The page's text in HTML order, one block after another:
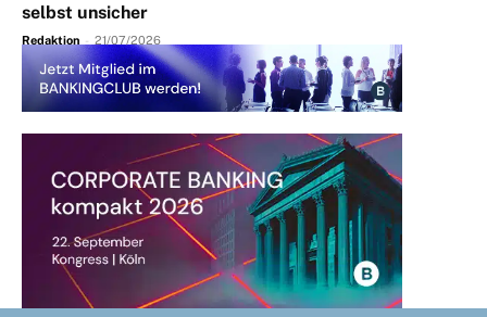
selbst unsicher
Redaktion - 21/07/2026